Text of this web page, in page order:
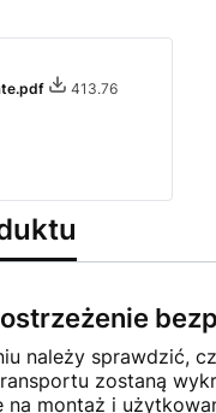
413.76
należy sprawdzić,
zostaną
na montaż i